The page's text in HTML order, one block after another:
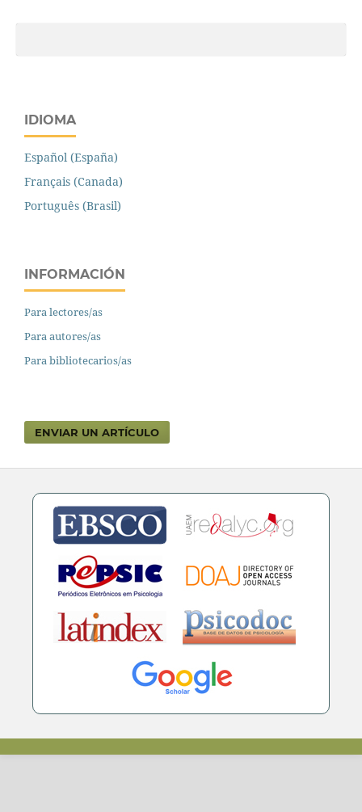
IDIOMA
Español (España)
Français (Canada)
Português (Brasil)
INFORMACIÓN
Para lectores/as
Para autores/as
Para bibliotecarios/as
ENVIAR UN ARTÍCULO